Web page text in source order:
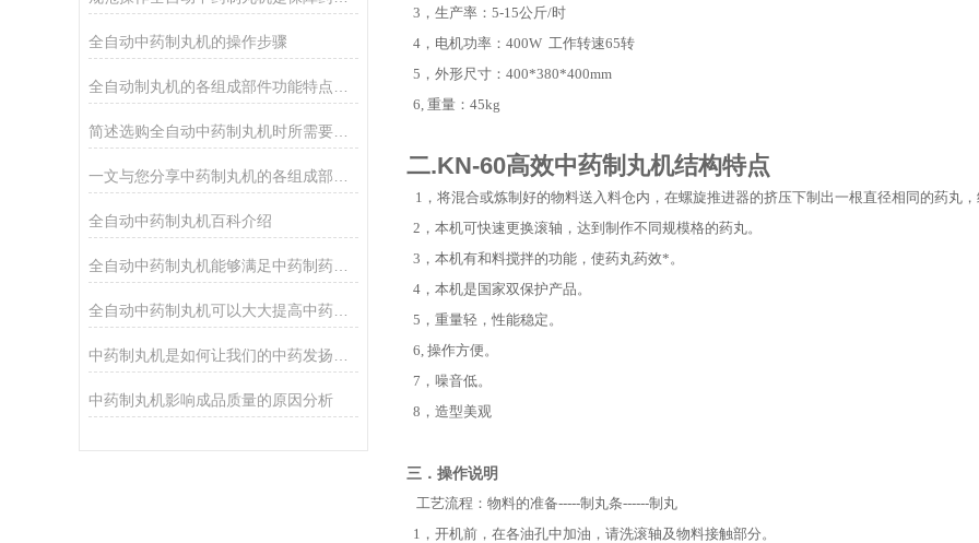
全自动中药制丸机的操作步骤
简述选购全自动中药制丸机时所需要考虑的关键因素
全自动中药制丸机百科介绍
中药制丸机影响成品质量的原因分析
3，生产率：5-15公斤/时
4，电机功率：400W 工作转速65转
5，外形尺寸：400*380*400mm
6, 重量：45kg
二.KN-60高效中药制丸机结构特点
1，将混合或炼制好的物料送入料仓内，在螺旋推进器的挤压下制出一根直径相同的药丸
2，本机可快速更换滚轴，达到制作不同规模格的药丸。
3，本机有和料搅拌的功能，使药丸药效*。
4，本机是国家双保护产品。
5，重量轻，性能稳定。
6, 操作方便。
7，噪音低。
8，造型美观
三．操作说明
工艺流程：物料的准备-----制丸条------制丸
1，开机前，在各油孔中加油，请洗滚轴及物料接触部分。